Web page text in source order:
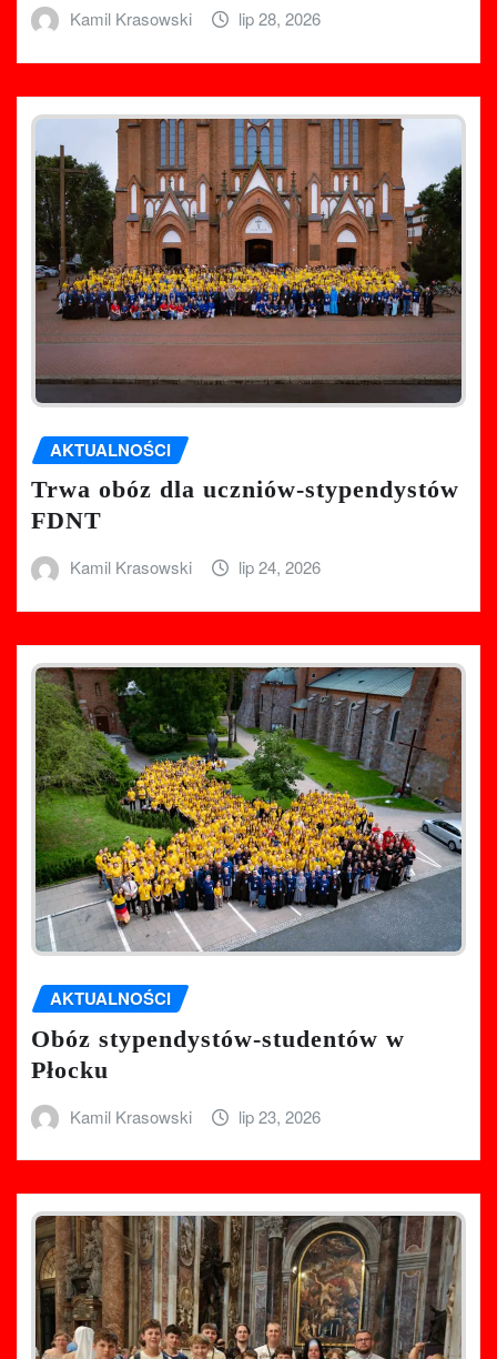
Kamil Krasowski lip 28, 2026
AKTUALNOŚCI
Trwa obóz dla uczniów-stypendystów
FDNT
Kamil Krasowski lip 24, 2026
AKTUALNOŚCI
Obóz stypendystów-studentów w
Płocku
Kamil Krasowski lip 23, 2026